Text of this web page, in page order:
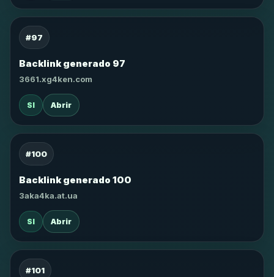
#97
Backlink generado 97
3661.xg4ken.com
SI Abrir
#100
Backlink generado 100
3aka4ka.at.ua
SI Abrir
#101